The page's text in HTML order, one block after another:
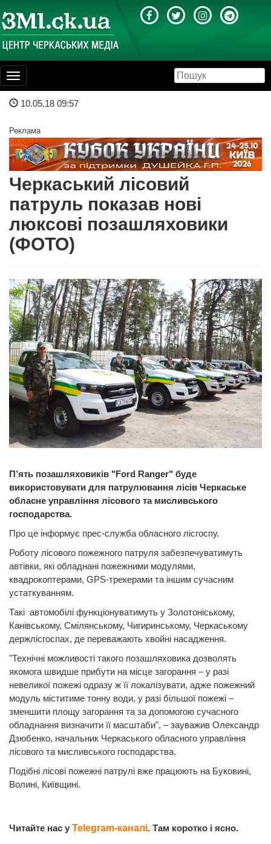
Toggle
navigation
10.05.18 09:57
Реклама
Черкаський лісовий
патруль показав нові
люксові позашляховики
(ФОТО)
П’ять позашляховиків "Ford Ranger" буде
використовувати для патрулювання лісів Черкаське
обласне управління лісового та мисливського
господарства.
Про це інформує прес-служба обласного лісгоспу.
Роботу лісового пожежного патруля забезпечуватимуть
автівки, які обладнані пожежними модулями,
квадрокоптерами, GPS-трекерами та іншим сучасним
устаткуванням.
Такі автомобілі функціонуватимуть у Золотоніському,
Канівському, Смілянському, Чигиринському, Черкаському
держлісгоспах, де переважають хвойні насадження.
"Технічні можливості такого позашляховика дозволять
якомога швидше прибути на місце загорання – у разі
невеликої пожежі одразу ж її локалізувати, адже пожежний
модуль міститиме тонну води, у разі більшої пожежі –
зменшити площу загорання та за допомогою сучасного
обладнання визначити її масштаби", – зауважив Олександр
Дзюбенко, начальник Черкаського обласного управління
лісового та мисливського господарства.
Подібні лісові пожежні патрулі вже працюють на Буковині,
Волині, Київщині.
Читайте нас у Telegram-каналі. Там коротко і ясно.